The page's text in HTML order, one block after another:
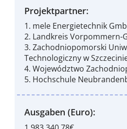
Projektpartner:
1. mele Energietechnik
2. Landkreis Vorpommern-
3. Zachodniopomorski
Technologiczny w
4. Województwo
5. Hochschule
Ausgaben (Euro):